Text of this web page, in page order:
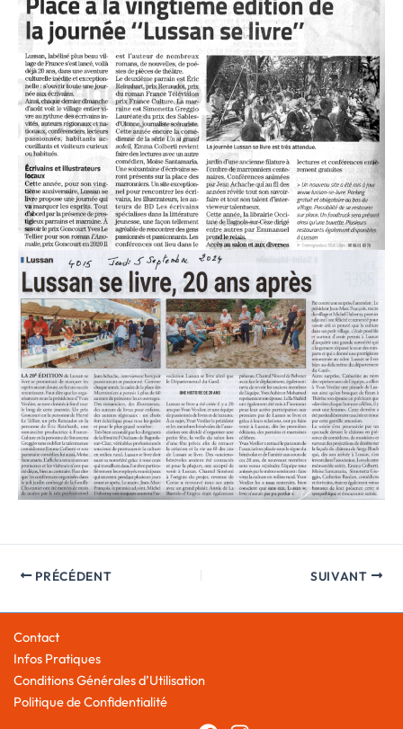
PRÉCÉDENT SUIVANT
Contact
Infos Pratiques
Conditions Générales d’Utilisation
Politique de Confidentialité